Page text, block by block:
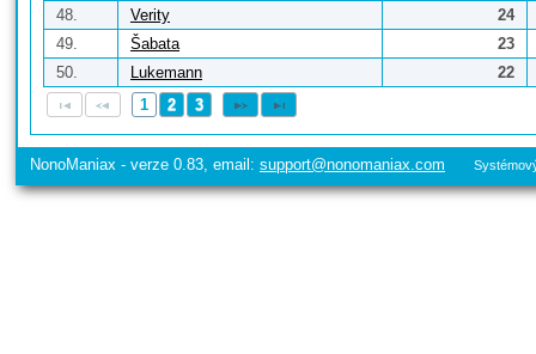
48. Verity
24
49.
Šabata
23
50.
Lukemann
22
1
2 3
NonoManiax - verze 0.83, email: support@nonomaniax.com